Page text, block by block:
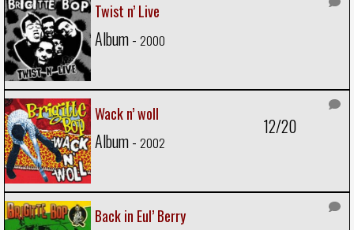
Twist n’ Live
Album - 2000
Wack n’ woll
Album - 2002
12/20
Back in Eul’ Berry